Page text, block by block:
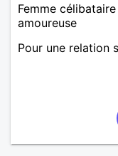
Femme
amoureuse
Pour une relation